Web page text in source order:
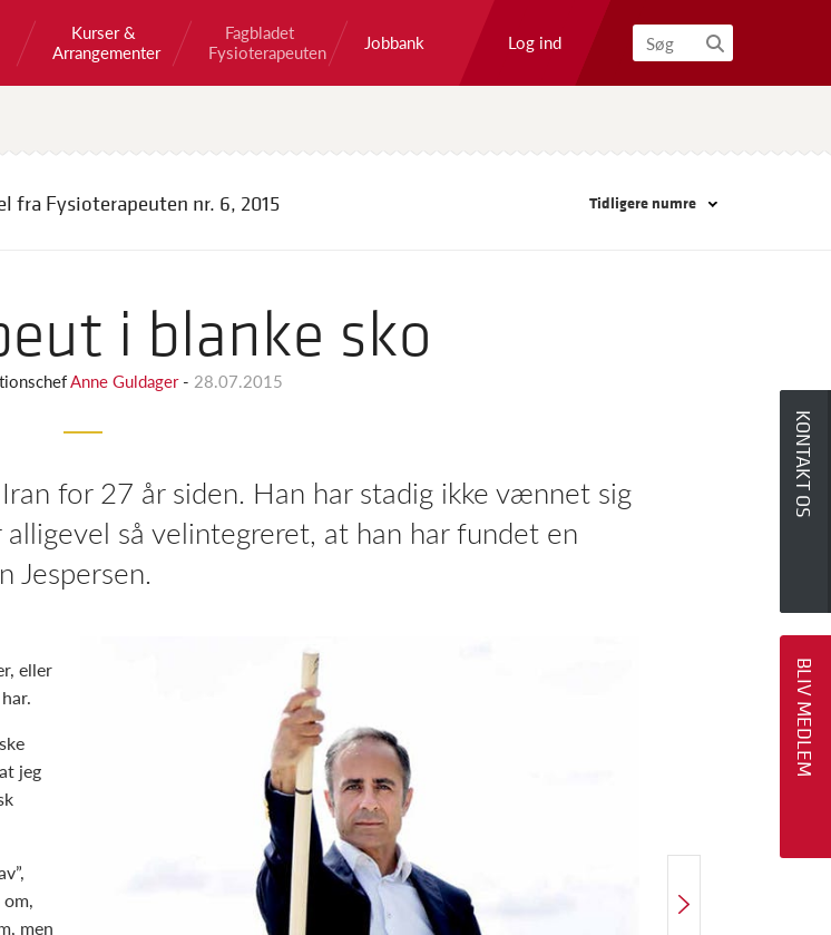
Log ind
Kurser &
Arrangementer
Fagbladet
Fysioterapeuten
Jobbank
fra Fysioterapeuten nr. 6, 2015 Tidligere numre
i blanke sko
Anne Guldager- 28.07.2015
for 27 år siden. Han har stadig ikke vænnet sig
så velintegreret, at han har fundet en
Jespersen.
eller
jeg
om,
men
NÆSTE ARTIKEL
Leder: Bedre liv efter valget
KONTAKT OS
BLIV MEDLEM